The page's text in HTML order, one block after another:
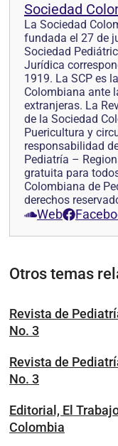
Sociedad
La Sociedad
fundada el 27 de
Sociedad
Jurídica
1919. La SCP es
Colombiana ante
extranjeras. La
de la Sociedad
Puericultura y
responsabilidad
Pediatría –
gratuita para
Colombiana de
derechos
Web
Otros temas
Revista de
No. 3
Revista de
No. 3
Editorial, El
Colombia